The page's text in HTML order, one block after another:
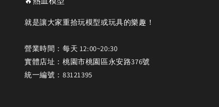
就是讓大家重拾玩模型或玩具的樂趣！
營業時間：每天 12:00~20:30
實體店址：桃園市桃園區永安路376號
統一編號：83121395